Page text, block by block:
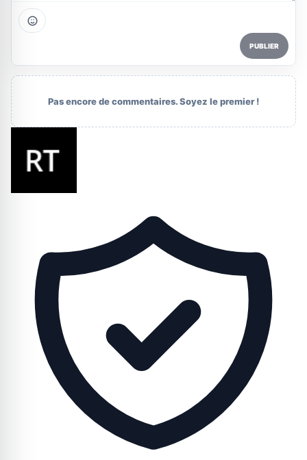
PUBLIER
Pas encore de commentaires. Soyez le premier !